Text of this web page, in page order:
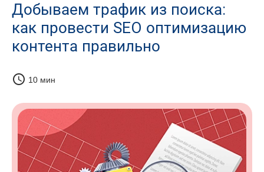
Добываем трафик из поиска:
как провести SEO оптимизацию
контента правильно
schedule 10 мин